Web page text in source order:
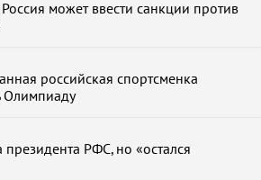
может ввести санкции против
российская спортсменка
Олимпиаду
президента РФС, но «остался